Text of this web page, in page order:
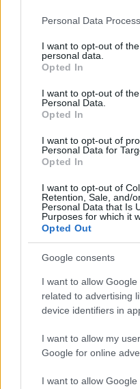
Please note that this
not limited to your visit or
grant or deny consent to
use your data for below
consent section.
Personal Data
I want to opt-out of
personal data.
Opted In
I want to opt-out of
Personal Data.
Opted In
I want to opt-out of
Personal Data for
Opted In
I want to opt-out of
Retention, Sale, and/
Personal Data that Is
Purposes for which it
Opted Out
Google consents
I want to allow
related to advertising
device identifiers in
I want to allow my
Google for online
I want to allow
Los coches más
Con el objetivo de
AUTOMOVIL